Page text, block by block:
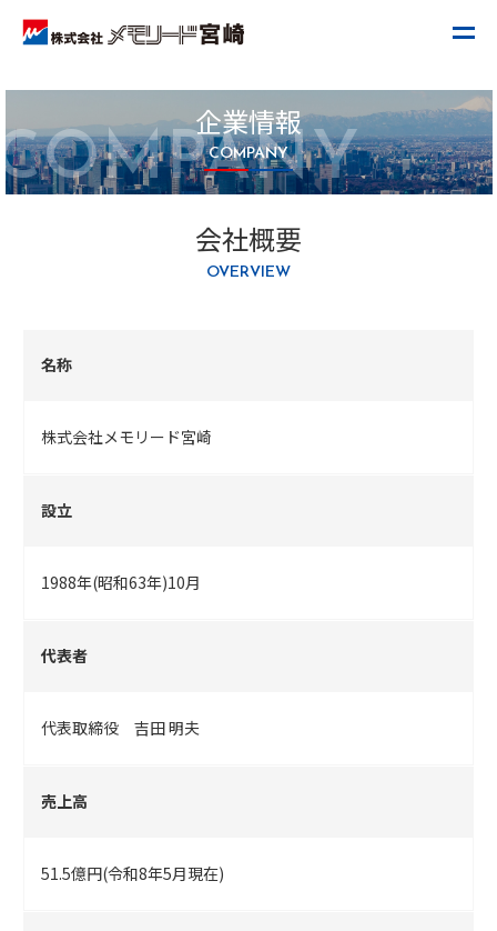
企業情報
COMPANY
会社概要
OVERVIEW
名称
株式会社メモリード宮崎
設立
1988年(昭和63年)10月
代表者
代表取締役 吉田 明夫
売上高
51.5億円(令和8年5月現在)